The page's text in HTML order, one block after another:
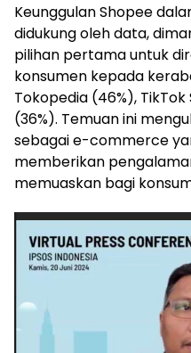
Keunggulan Shopee
didukung oleh data,
pilihan pertama untuk
konsumen kepada
Tokopedia (46%),
(36%). Temuan ini
sebagai e-commerce
memberikan
memuaskan bagi